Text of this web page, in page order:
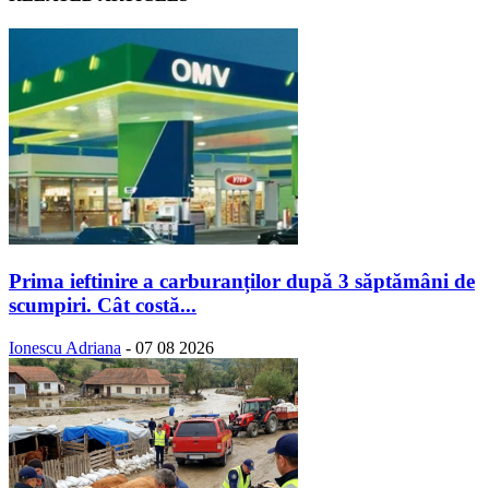
Prima ieftinire a carburanților după 3 săptămâni de
scumpiri. Cât costă...
Ionescu Adriana - 07 08 2026